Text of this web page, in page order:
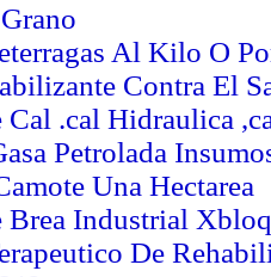
Al Kilo O
Contra El
Cal .cal Hidraulica
Petrolada
Una Hectarea
Brea Industrial
De